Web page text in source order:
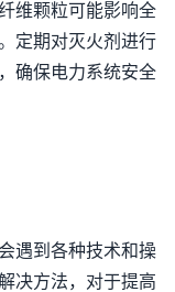
维颗粒可能影响全
定期对灭火剂进行
确保电力系统安全
遇到各种技术和操
决方法，对于提高